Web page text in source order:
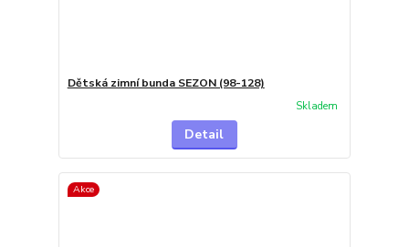
Dětská zimní bunda SEZON (98-128)
Skladem
Detail
Akce